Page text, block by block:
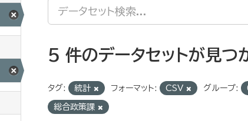
5 件のデータセットが見つ
タグ: 統計 フォーマット: CSV グループ:
総合政策課